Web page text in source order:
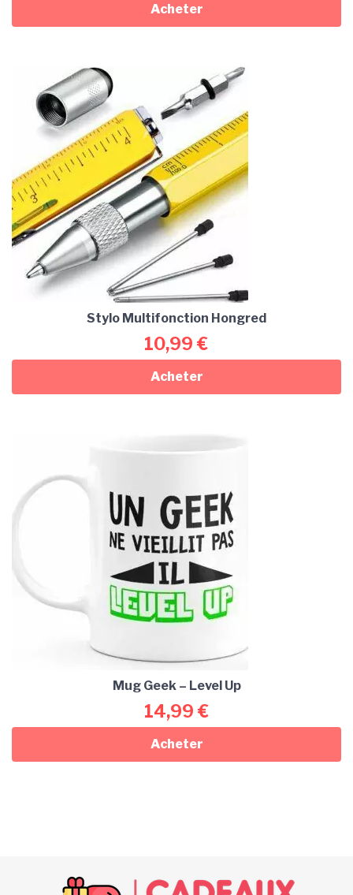
Acheter
Stylo Multifonction Hongred
10,99 €
Acheter
Mug Geek – Level Up
14,99 €
Acheter